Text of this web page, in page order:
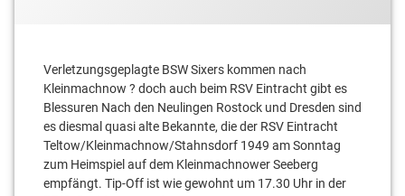
Verletzungsgeplagte BSW Sixers kommen nach
Kleinmachnow ? doch auch beim RSV Eintracht gibt es
Blessuren Nach den Neulingen Rostock und Dresden sind
es diesmal quasi alte Bekannte, die der RSV Eintracht
Teltow/Kleinmachnow/Stahnsdorf 1949 am Sonntag
zum Heimspiel auf dem Kleinmachnower Seeberg
empfängt. Tip-Off ist wie gewohnt um 17.30 Uhr in der
Colin
Craven
Herwig
Dmitrij
Hasenkampf